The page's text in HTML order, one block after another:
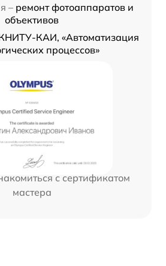
– ремонт фотоаппаратов и
объективов
КАИ, «Автоматизация
процессов»
с сертификатом
мастера